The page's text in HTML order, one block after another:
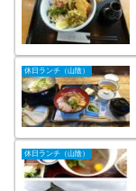
休日ランチ（山陰）
休日ランチ（山陰）